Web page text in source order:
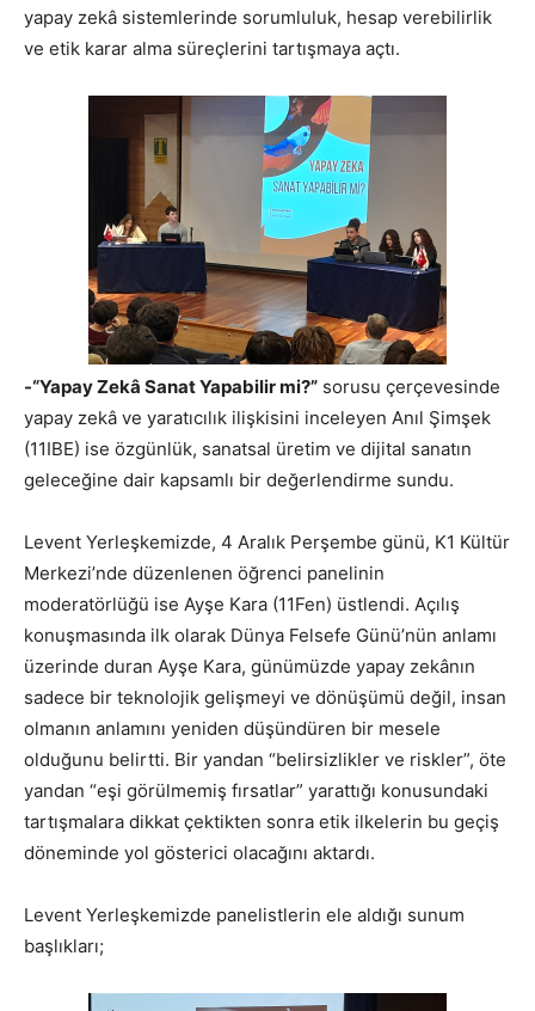
yapay zekâ sistemlerinde sorumluluk, hesap verebilirlik
ve etik karar alma süreçlerini tartışmaya açtı.
-“Yapay Zekâ Sanat Yapabilir mi?” sorusu çerçevesinde
yapay zekâ ve yaratıcılık ilişkisini inceleyen Anıl Şimşek
(11IBE) ise özgünlük, sanatsal üretim ve dijital sanatın
geleceğine dair kapsamlı bir değerlendirme sundu.
Levent Yerleşkemizde, 4 Aralık Perşembe günü, K1 Kültür
Merkezi’nde düzenlenen öğrenci panelinin
moderatörlüğü ise Ayşe Kara (11Fen) üstlendi. Açılış
konuşmasında ilk olarak Dünya Felsefe Günü’nün anlamı
üzerinde duran Ayşe Kara, günümüzde yapay zekânın
sadece bir teknolojik gelişmeyi ve dönüşümü değil, insan
olmanın anlamını yeniden düşündüren bir mesele
olduğunu belirtti. Bir yandan “belirsizlikler ve riskler”, öte
yandan “eşi görülmemiş fırsatlar” yarattığı konusundaki
tartışmalara dikkat çektikten sonra etik ilkelerin bu geçiş
döneminde yol gösterici olacağını aktardı.
Levent Yerleşkemizde panelistlerin ele aldığı sunum
başlıkları;